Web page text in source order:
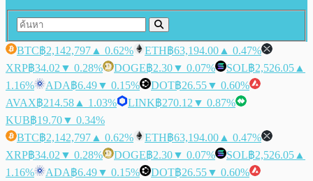
BTC฿2,142,797 ▲ 0.62% ETH฿63,194.00 ▲ 0.47%
XRP฿34.02 ▼ 0.28% DOGE฿2.30▼ 0.07% SOL฿2,526.05 ▲
1.16%
ADA฿6.49▼ 0.15% DOT฿26.55▼ 0.60%
AVAX฿214.58 ▲ 1.03% LINK฿270.12 ▼ 0.87%
KUB฿19.70▼ 0.34%
BTC฿2,142,797 ▲ 0.62% ETH฿63,194.00 ▲ 0.47%
XRP฿34.02 ▼ 0.28% DOGE฿2.30▼ 0.07% SOL฿2,526.05 ▲
1.16%
ADA฿6.49▼ 0.15% DOT฿26.55▼ 0.60%